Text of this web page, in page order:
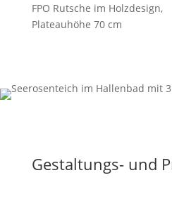
FPO Rutsche im Holzdesign,
Plateauhöhe 70 cm
Gestaltungs- und